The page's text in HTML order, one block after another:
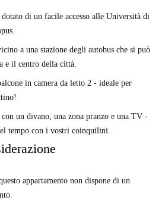
dotato di un facile accesso alle Università di
a una stazione degli autobus che si può
e il centro della città.
in camera da letto 2 - ideale per
un divano, una zona pranzo e una TV -
tempo con i vostri coinquilini.
appartamento non dispone di un